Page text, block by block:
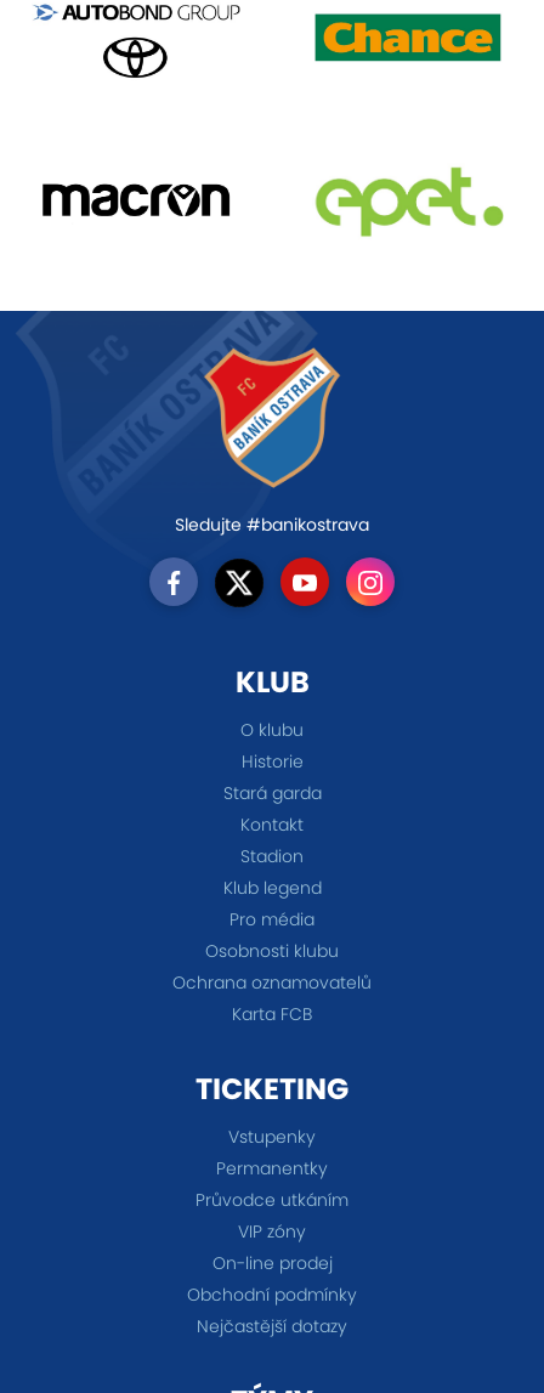
Sledujte #banikostrava
KLUB
O klubu
Historie
Stará garda
Kontakt
Stadion
Klub legend
Pro média
Osobnosti klubu
Ochrana oznamovatelů
Karta FCB
TICKETING
Vstupenky
Permanentky
Průvodce utkáním
VIP zóny
On-line prodej
Obchodní podmínky
Nejčastější dotazy